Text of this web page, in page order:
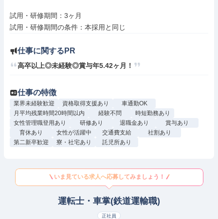
試用・研修期間：3ヶ月
仕事に関するPR
高卒以上◎未経験◎賞与年5.42ヶ月！
仕事の特徴
業界未経験歓迎 資格取得支援あり
車通勤OK
月平均残業時間20時間以内
経験不問
時短勤務あり
女性管理職登用あり
研修あり 退職金あり
賞与あり
育休あり
女性が活躍中 交通費支給
社割あり
第二新卒歓迎
寮・社宅あり 託児所あり
いま見ている求人へ応募してみましょう！
運転士・車掌(鉄道運輸職)
正社員